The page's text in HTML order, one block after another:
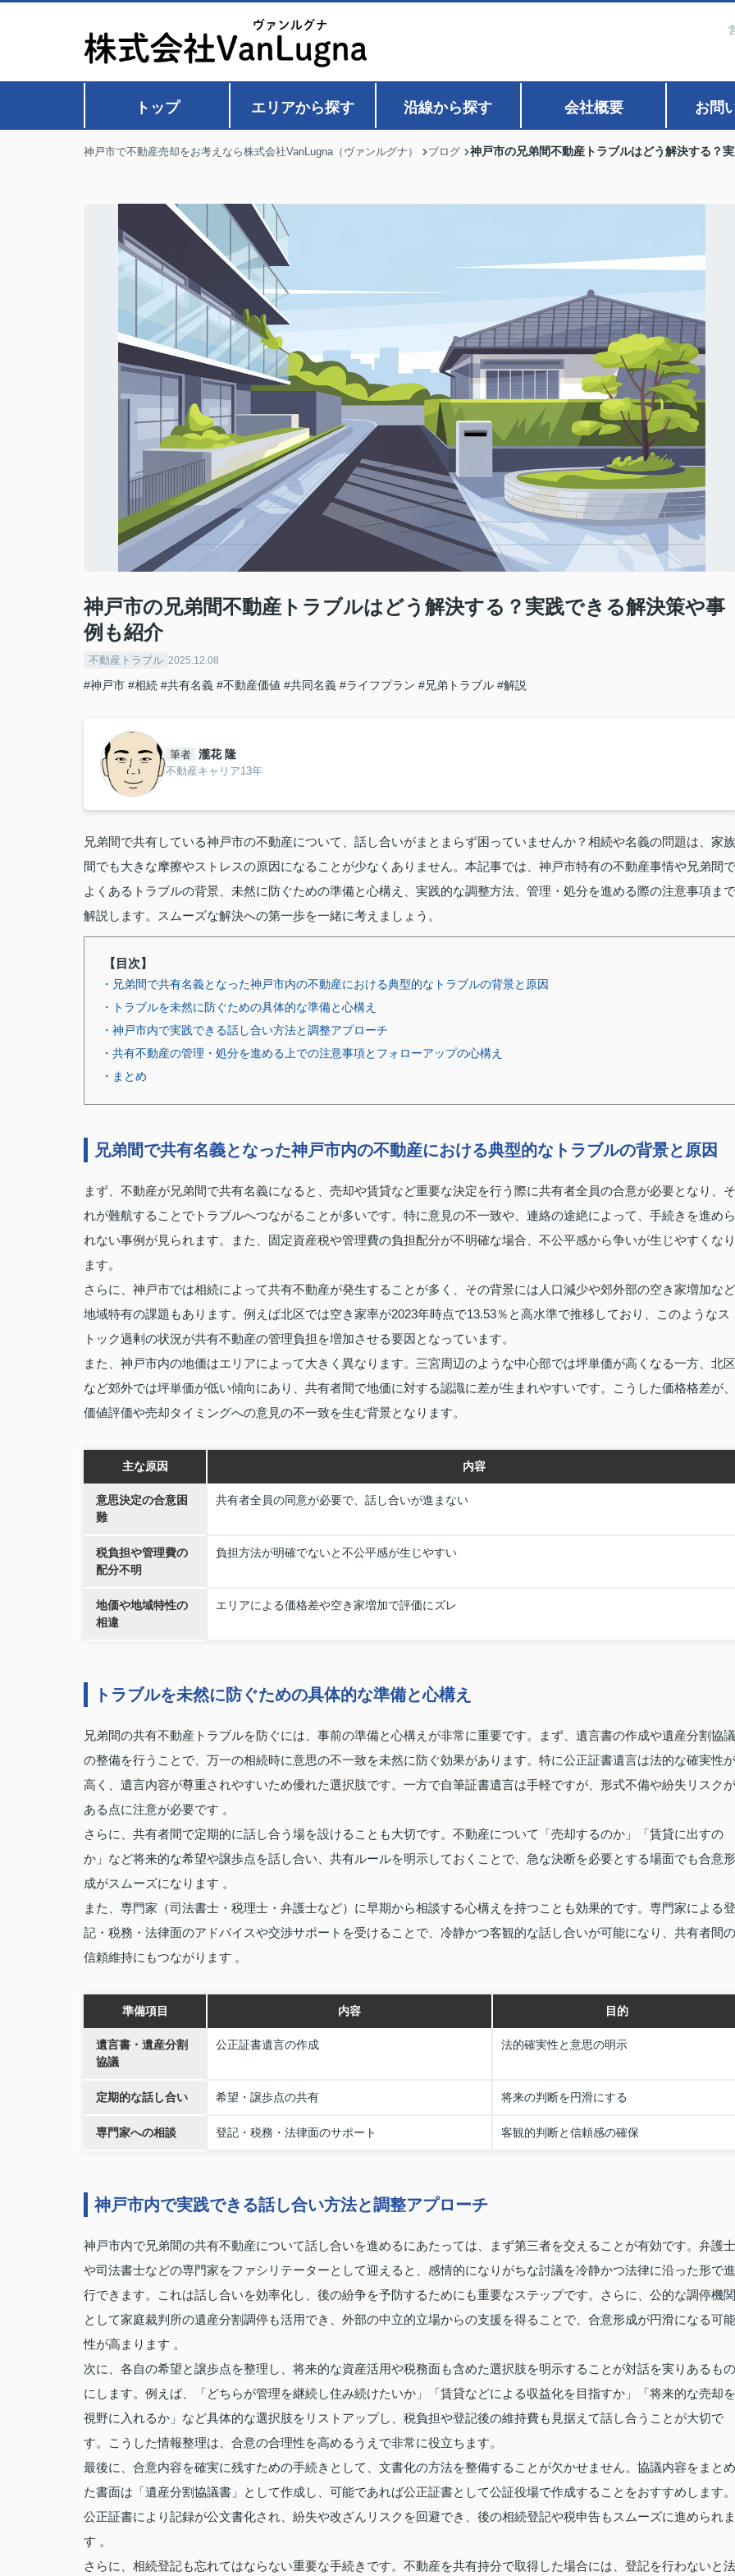
トップ エリアから探す 沿線から探す 会社概要 お問
神戸市で不動産売却をお考えなら株式会社VanLugna（ヴァンルグナ） ブログ 神戸市の兄弟間不動産トラブルはどう解決する？
神戸市の兄弟間不動産トラブルはどう解決する？実践できる解決策や事
例も紹介
不動産トラブル 2025.12.08
#神戸市 #相続 #共有名義 #不動産価値 #共同名義 #ライフプラン #兄弟トラブル #解説
筆者 瀧花 隆
不動産キャリア13年
兄弟間で共有している神戸市の不動産について、話し合いがまとまらず困っていませんか？相続や名義の問題は、家族
間でも大きな摩擦やストレスの原因になることが少なくありません。本記事では、神戸市特有の不動産事情や兄弟間で
よくあるトラブルの背景、未然に防ぐための準備と心構え、実践的な調整方法、管理・処分を進める際の注意事項まで
解説します。スムーズな解決への第一歩を一緒に考えましょう。
【目次】
・兄弟間で共有名義となった神戸市内の不動産における典型的なトラブルの背景と原因
・トラブルを未然に防ぐための具体的な準備と心構え
・神戸市内で実践できる話し合い方法と調整アプローチ
・共有不動産の管理・処分を進める上での注意事項とフォローアップの心構え
・まとめ
兄弟間で共有名義となった神戸市内の不動産における典型的なトラブルの背景と原因
まず、不動産が兄弟間で共有名義になると、売却や賃貸など重要な決定を行う際に共有者全員の合意が必要となり、そ
れが難航することでトラブルへつながることが多いです。特に意見の不一致や、連絡の途絶によって、手続きを進めら
れない事例が見られます。また、固定資産税や管理費の負担配分が不明確な場合、不公平感から争いが生じやすくなり
ます。
さらに、神戸市では相続によって共有不動産が発生することが多く、その背景には人口減少や郊外部の空き家増加など
地域特有の課題もあります。例えば北区では空き家率が2023年時点で13.53％と高水準で推移しており、このようなス
トック過剰の状況が共有不動産の管理負担を増加させる要因となっています。
また、神戸市内の地価はエリアによって大きく異なります。三宮周辺のような中心部では坪単価が高くなる一方、北区
など郊外では坪単価が低い傾向にあり、共有者間で地価に対する認識に差が生まれやすいです。こうした価格格差が、
価値評価や売却タイミングへの意見の不一致を生む背景となります。
主な原因 内容
意思決定の合意困
難
共有者全員の同意が必要で、話し合いが進まない
税負担や管理費の
配分不明
負担方法が明確でないと不公平感が生じやすい
地価や地域特性の
相違
エリアによる価格差や空き家増加で評価にズレ
トラブルを未然に防ぐための具体的な準備と心構え
兄弟間の共有不動産トラブルを防ぐには、事前の準備と心構えが非常に重要です。まず、遺言書の作成や遺産分割協議
の整備を行うことで、万一の相続時に意思の不一致を未然に防ぐ効果があります。特に公正証書遺言は法的な確実性が
高く、遺言内容が尊重されやすいため優れた選択肢です。一方で自筆証書遺言は手軽ですが、形式不備や紛失リスクが
ある点に注意が必要です 。
さらに、共有者間で定期的に話し合う場を設けることも大切です。不動産について「売却するのか」「賃貸に出すの
か」など将来的な希望や譲歩点を話し合い、共有ルールを明示しておくことで、急な決断を必要とする場面でも合意形
成がスムーズになります 。
また、専門家（司法書士・税理士・弁護士など）に早期から相談する心構えを持つことも効果的です。専門家による登
記・税務・法律面のアドバイスや交渉サポートを受けることで、冷静かつ客観的な話し合いが可能になり、共有者間の
信頼維持にもつながります 。
準備項目 内容 目的
遺言書・遺産分割
協議
公正証書遺言の作成 法的確実性と意思の明示
定期的な話し合い 希望・譲歩点の共有 将来の判断を円滑にする
専門家への相談 登記・税務・法律面のサポート 客観的判断と信頼感の確保
神戸市内で実践できる話し合い方法と調整アプローチ
神戸市内で兄弟間の共有不動産について話し合いを進めるにあたっては、まず第三者を交えることが有効です。弁護士
や司法書士などの専門家をファシリテーターとして迎えると、感情的になりがちな討議を冷静かつ法律に沿った形で進
行できます。これは話し合いを効率化し、後の紛争を予防するためにも重要なステップです。さらに、公的な調停機関
として家庭裁判所の遺産分割調停も活用でき、外部の中立的立場からの支援を得ることで、合意形成が円滑になる可能
性が高まります 。
次に、各自の希望と譲歩点を整理し、将来的な資産活用や税務面も含めた選択肢を明示することが対話を実りあるもの
にします。例えば、「どちらが管理を継続し住み続けたいか」「賃貸などによる収益化を目指すか」「将来的な売却を
視野に入れるか」など具体的な選択肢をリストアップし、税負担や登記後の維持費も見据えて話し合うことが大切で
す。こうした情報整理は、合意の合理性を高めるうえで非常に役立ちます。
最後に、合意内容を確実に残すための手続きとして、文書化の方法を整備することが欠かせません。協議内容をまとめ
た書面は「遺産分割協議書」として作成し、可能であれば公正証書として公証役場で作成することをおすすめします。
公正証書により記録が公文書化され、紛失や改ざんリスクを回避でき、後の相続登記や税申告もスムーズに進められま
す 。
さらに、相続登記も忘れてはならない重要な手続きです。不動産を共有持分で取得した場合には、登記を行わないと法